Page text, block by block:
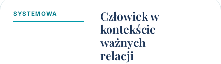
SYSTEMOWA
Człowiek w
kontekście
ważnych
relacji